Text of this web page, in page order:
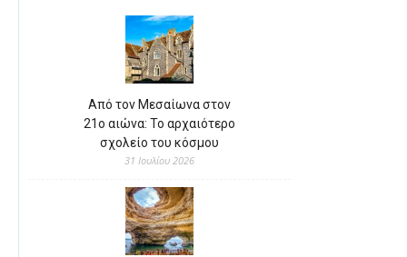
Από τον Μεσαίωνα στον
21ο αιώνα: Το αρχαιότερο
σχολείο του κόσμου
31 Ιουλίου 2026